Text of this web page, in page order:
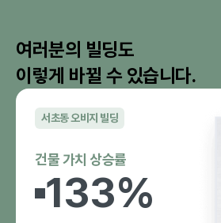
여러분의 빌딩도
이렇게 바뀔 수 있습니다.
서초동 오비지 빌딩
건물 가치 상승률
133%